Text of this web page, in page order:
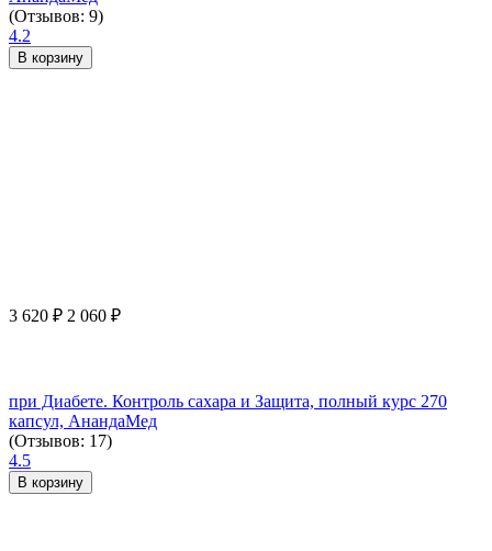
(Отзывов: 9)
4.2
В корзину
3 620 ₽ 2 060 ₽
при Диабете. Контроль сахара и Защита, полный курс 270
капсул, АнандаМед
(Отзывов: 17)
4.5
В корзину